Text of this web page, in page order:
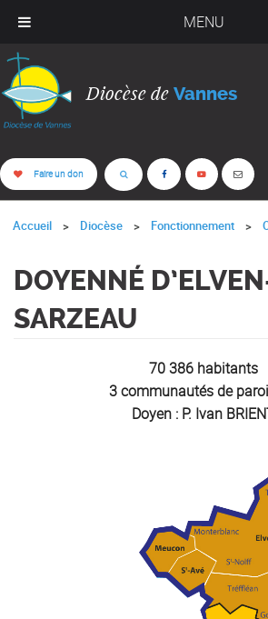
MENU
Diocèse de Vannes
Faire un don
Accueil Diocèse Fonctionnement
DOYENNÉ
SARZEAU
70 386 habitants
3 communautés de
Doyen : P. Ivan